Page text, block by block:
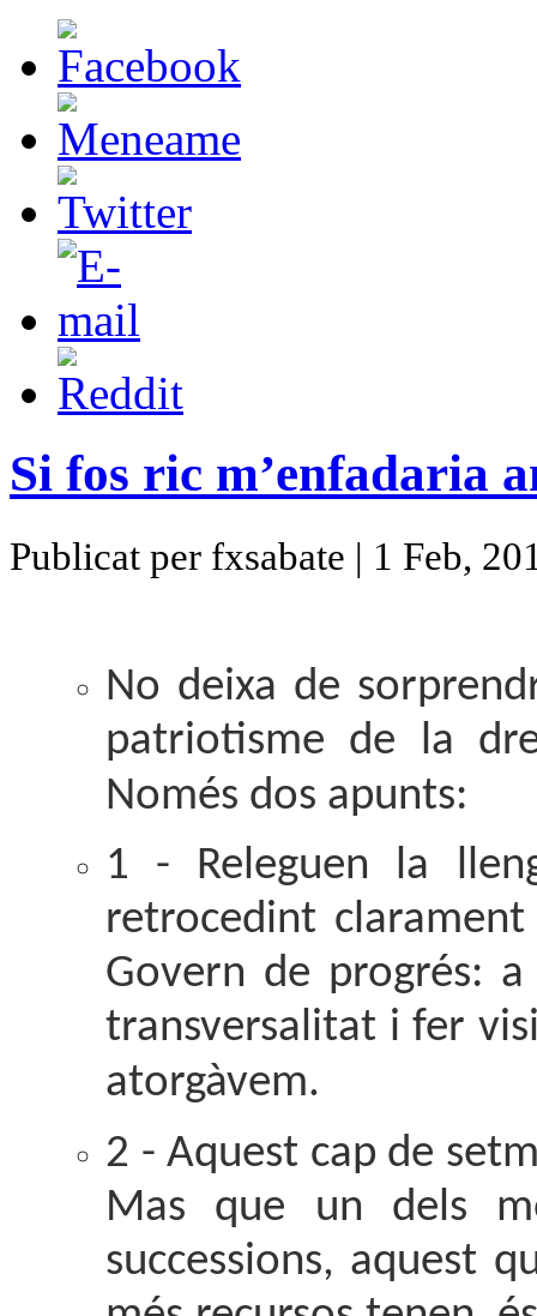
Si fos ric m’enfadaria
Publicat per fxsabate | 1 Feb,
No deixa de
patriotisme de la
Només dos apunts:
1 - Releguen la
retrocedint
Govern de progrés:
transversalitat i fer
atorgàvem.
2 - Aquest cap de
Mas que un dels
successions, aquest